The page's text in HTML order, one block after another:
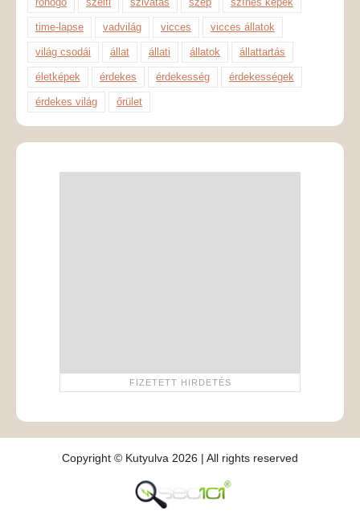
time-lapse vadvilág vicces vicces állatok
világ csodái állat állati állatok állattartás
életképek érdekes érdekesség érdekességek
érdekes világ őrület
Copyright © Kutyulva 2026 | All rights reserved